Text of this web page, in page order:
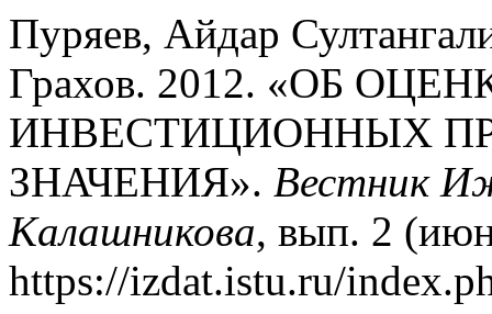
Пуряев, Айдар
Грахов. 2012. «ОБ
ИНВЕСТИЦИОННЫХ
ЗНАЧЕНИЯ». Вестник
Калашникова, вып. 2
https://izdat.istu.ru/